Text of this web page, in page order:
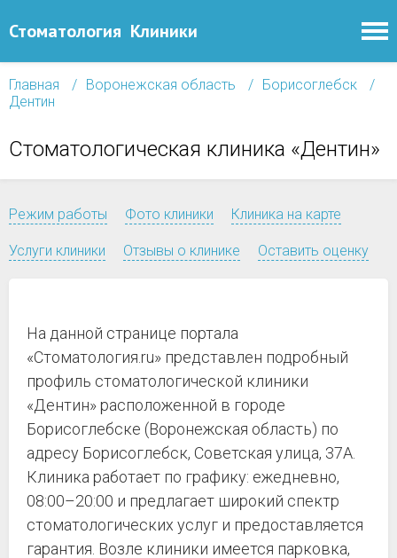
Стоматология Клиники
Главная Воронежская область
Борисоглебск
Дентин
Стоматологическая клиника «Дентин»
Режим работы Фото клиники Клиника на карте
Услуги клиники Отзывы о клинике Оставить оценку
На данной странице портала
«Стоматология.ru» представлен подробный
профиль стоматологической клиники
«Дентин» расположенной в городе
Борисоглебске (Воронежская область) по
адресу Борисоглебск, Советская улица, 37А.
Клиника работает по графику: ежедневно,
08:00–20:00 и предлагает широкий спектр
стоматологических услуг и предоставляется
гарантия. Возле клиники имеется парковка,